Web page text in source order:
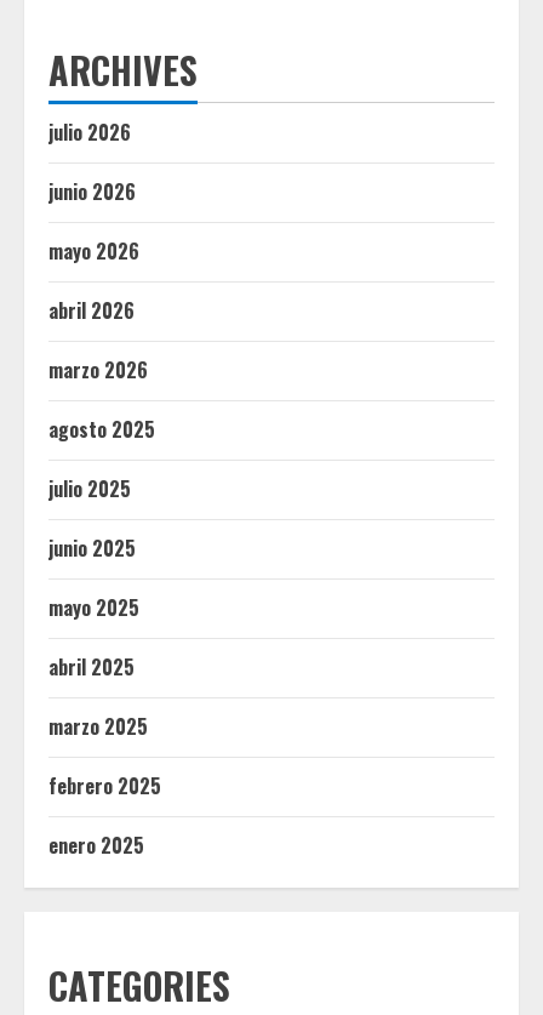
ARCHIVES
julio 2026
junio 2026
mayo 2026
abril 2026
marzo 2026
agosto 2025
julio 2025
junio 2025
mayo 2025
abril 2025
marzo 2025
febrero 2025
enero 2025
CATEGORIES